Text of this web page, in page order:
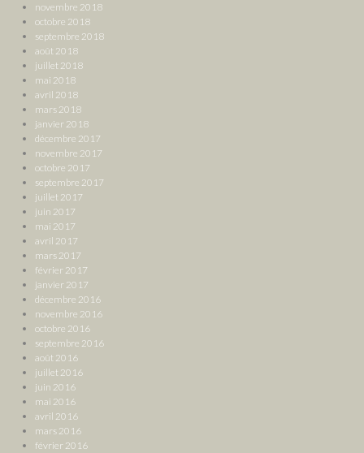
novembre 2018
octobre 2018
septembre 2018
août 2018
juillet 2018
mai 2018
avril 2018
mars 2018
janvier 2018
décembre 2017
novembre 2017
octobre 2017
septembre 2017
juillet 2017
juin 2017
mai 2017
avril 2017
mars 2017
février 2017
janvier 2017
décembre 2016
novembre 2016
octobre 2016
septembre 2016
août 2016
juillet 2016
juin 2016
mai 2016
avril 2016
mars 2016
février 2016